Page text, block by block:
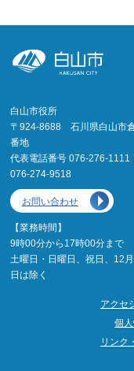
白山市役所
〒924-8688 石川県白山市
番地
代表電話番号 076-276-
076-274-9518
お問い合わせ
【業務時間】
9時00分から17時00分まで
土曜日・日曜日、祝日、12
日は除く
アクセ
個
リンク